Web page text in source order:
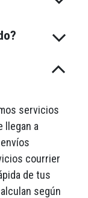
servicios
llegan a
courrier
de tus
según